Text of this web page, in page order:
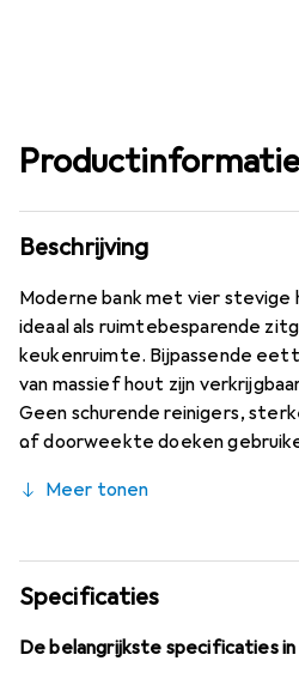
Productinformatie
Beschrijving
Moderne bank met vier stevige
ideaal als ruimtebesparende
keukenruimte. Bijpassende
van massief hout zijn
Geen schurende reinigers,
of doorweekte doeken
niet nodig.
Meer tonen
Specificaties
De belangrijkste specificaties in